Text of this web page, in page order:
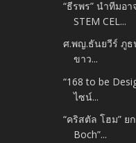
“ธีรพร” นำทีมอ
STEM CEL...
ศ.พญ.ธันยวีร์ ภูธ
ขาว...
“168 to be
ไซน์...
“คริสตัล โฮม” ย
Boch”...